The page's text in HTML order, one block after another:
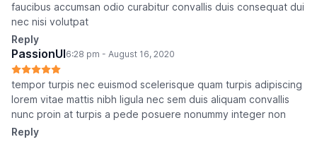
faucibus accumsan odio curabitur convallis duis consequat dui
nec nisi volutpat
Reply
PassionUI6:28 pm - August 16, 2020
tempor turpis nec euismod scelerisque quam turpis adipiscing
lorem vitae mattis nibh ligula nec sem duis aliquam convallis
nunc proin at turpis a pede posuere nonummy integer non
Reply